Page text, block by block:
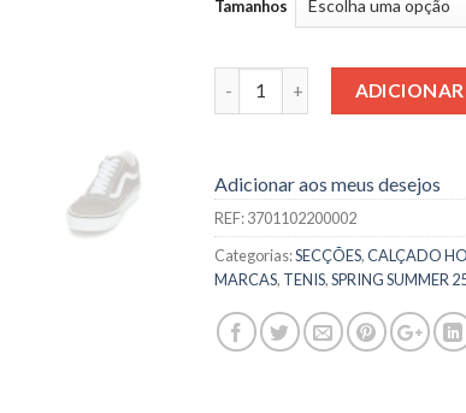
Tamanhos
Quantidade ADICIONAR
Adicionar aos meus desejos
REF:3701102200002
Categorias:SECÇÕES,CALÇADO
MARCAS, TENIS,SPRING SUMMER